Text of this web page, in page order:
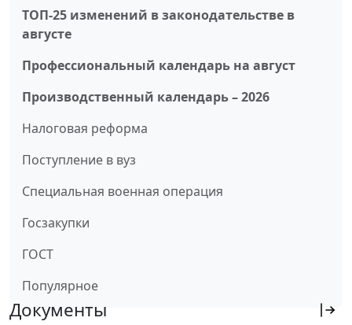
ТОП-25 изменений в законодательстве в
августе
Профессиональный календарь на август
Производственный календарь – 2026
Налоговая реформа
Поступление в вуз
Специальная военная операция
Госзакупки
ГОСТ
Популярное
Документы